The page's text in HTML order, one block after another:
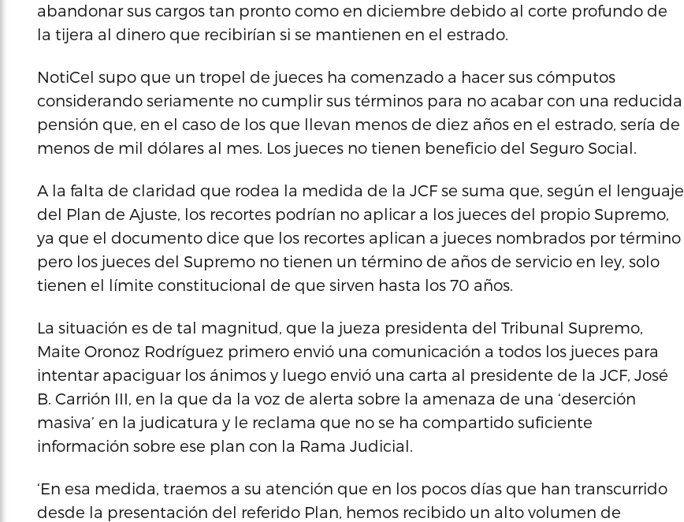
abandonar sus cargos tan pronto como en diciembre debido al corte profundo de
la tijera al dinero que recibirían si se mantienen en el estrado.
NotiCel supo que un tropel de jueces ha comenzado a hacer sus cómputos
considerando seriamente no cumplir sus términos para no acabar con una reducida
pensión que, en el caso de los que llevan menos de diez años en el estrado, sería de
menos de mil dólares al mes. Los jueces no tienen beneficio del Seguro Social.
A la falta de claridad que rodea la medida de la JCF se suma que, según el lenguaje
del Plan de Ajuste, los recortes podrían no aplicar a los jueces del propio Supremo,
ya que el documento dice que los recortes aplican a jueces nombrados por término
pero los jueces del Supremo no tienen un término de años de servicio en ley, solo
tienen el límite constitucional de que sirven hasta los 70 años.
La situación es de tal magnitud, que la jueza presidenta del Tribunal Supremo,
Maite Oronoz Rodríguez primero envió una comunicación a todos los jueces para
intentar apaciguar los ánimos y luego envió una carta al presidente de la JCF, José
B. Carrión III, en la que da la voz de alerta sobre la amenaza de una ‘deserción
masiva’ en la judicatura y le reclama que no se ha compartido suficiente
información sobre ese plan con la Rama Judicial.
‘En esa medida, traemos a su atención que en los pocos días que han transcurrido
desde la presentación del referido Plan, hemos recibido un alto volumen de